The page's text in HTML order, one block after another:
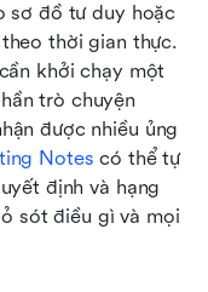
sơ đồ tư duy hoặc
thời gian thực.
khởi chạy một
trò chuyện
được nhiều ủng
Notes có thể tự
định và hạng
sót điều gì và mọi